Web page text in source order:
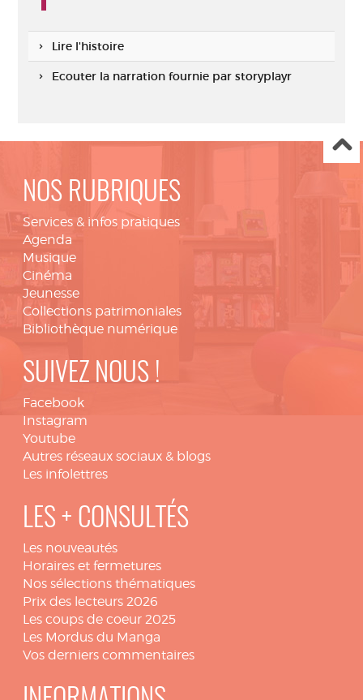
Lire l'histoire
Ecouter la narration fournie par storyplayr
NOS RUBRIQUES
Services & infos pratiques
Agenda
Musique
Cinéma
Jeunesse
Collections patrimoniales
Bibliothèque numérique
SUIVEZ NOUS !
Facebook
Instagram
Youtube
Autres réseaux sociaux & blogs
Les infolettres
LES + CONSULTÉS
Les nouveautés
Horaires et fermetures
Nos sélections thématiques
Prix des lecteurs 2026
Les coups de coeur 2025
Les Mordus du Manga
Vos derniers commentaires